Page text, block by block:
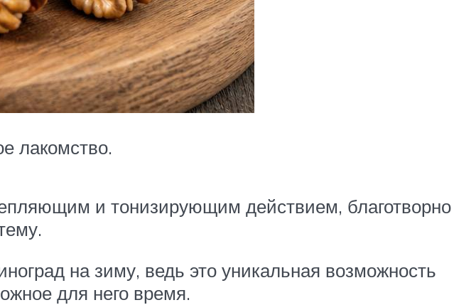
лакомство.
и тонизирующим действием, благотворно
на зиму, ведь это уникальная возможность
для него время.